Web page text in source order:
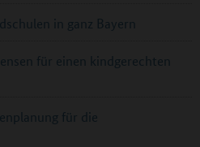
in ganz Bayern
für einen kindgerechten
für die